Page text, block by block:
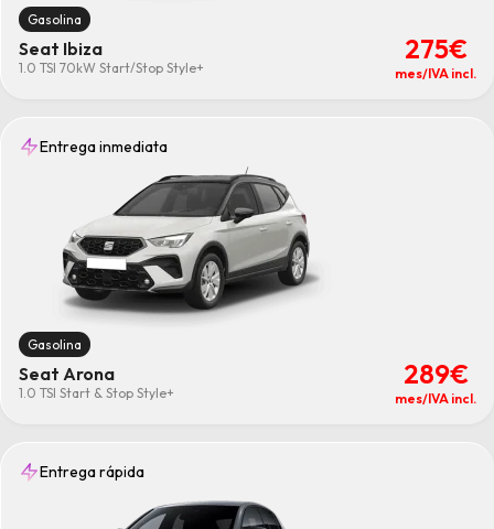
Gasolina
Seat Ibiza
1.0 TSI 70kW Start/Stop Style+
275€
mes/IVA incl.
Entrega inmediata
Gasolina
Seat Arona
1.0 TSI Start & Stop Style+
289€
mes/IVA incl.
Entrega rápida